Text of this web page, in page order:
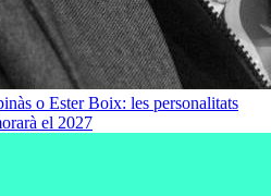
o Ester Boix: les personalitats
el 2027